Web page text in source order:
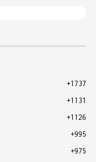
+1737
+1131
+1126
+995
+975